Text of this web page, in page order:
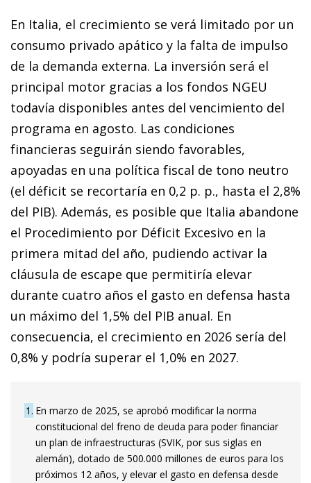
En Italia, el crecimiento se verá limitado por un
consumo privado apático y la falta de impulso
de la demanda externa. La inversión será el
principal motor gracias a los fondos NGEU
todavía disponibles antes del vencimiento del
programa en agosto. Las condiciones
financieras seguirán siendo favorables,
apoyadas en una política fiscal de tono neutro
(el déficit se recortaría en 0,2 p. p., hasta el 2,8%
del PIB). Además, es posible que Italia abandone
el Procedimiento por Déficit Excesivo en la
primera mitad del año, pudiendo activar la
cláusula de escape que permitiría elevar
durante cuatro años el gasto en defensa hasta
un máximo del 1,5% del PIB anual. En
consecuencia, el crecimiento en 2026 sería del
0,8% y podría superar el 1,0% en 2027.
1 En marzo de 2025, se aprobó modificar la norma
constitucional del freno de deuda para poder financiar
un plan de infraestructuras (SVIK, por sus siglas en
alemán), dotado de 500.000 millones de euros para los
próximos 12 años, y elevar el gasto en defensa desde